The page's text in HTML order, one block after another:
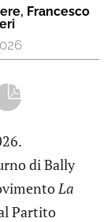
, Francesco
di Bally
La
Partito